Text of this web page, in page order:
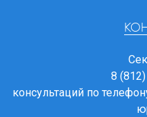
8
консультаций по